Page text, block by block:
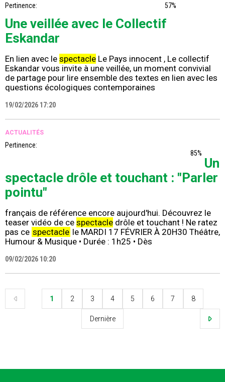
Pertinence: 57%
Une veillée avec le Collectif
Eskandar
En lien avec le spectacle Le Pays innocent , Le collectif
Eskandar vous invite à une veillée, un moment convivial
de partage pour lire ensemble des textes en lien avec les
questions écologiques contemporaines
19/02/2026 17:20
ACTUALITÉS
Pertinence:
85%
Un
spectacle drôle et touchant : "Parler
pointu"
français de référence encore aujourd'hui. Découvrez le
teaser vidéo de ce spectacle drôle et touchant ! Ne ratez
pas ce spectacle le MARDI 17 FÉVRIER À 20H30 Théâtre,
Humour & Musique • Durée : 1h25 • Dès
09/02/2026 10:20
1 2 3 4 5 6 7 8
Dernière